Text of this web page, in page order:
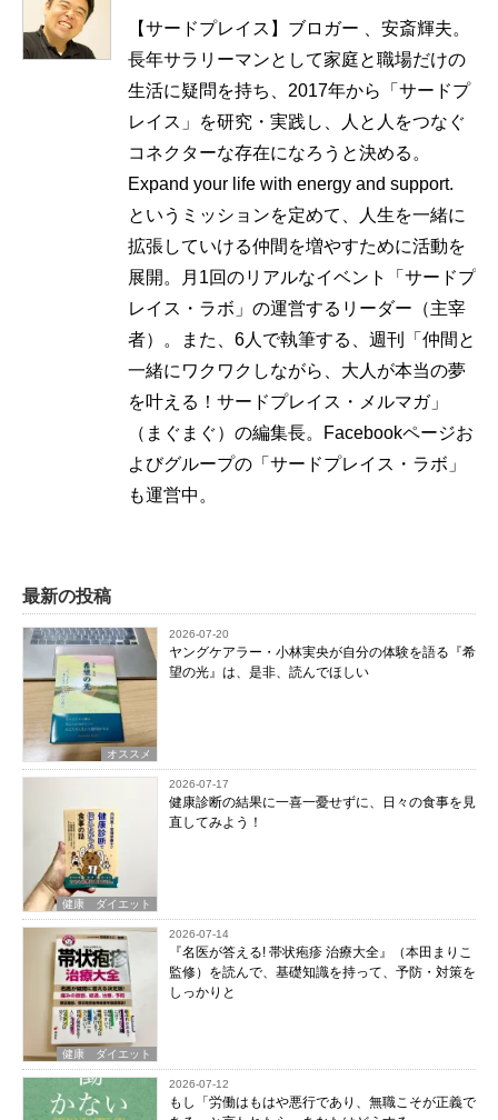
【サードプレイス】ブロガー 、安斎輝夫。
長年サラリーマンとして家庭と職場だけの
生活に疑問を持ち、2017年から「サードプ
レイス」を研究・実践し、人と人をつなぐ
コネクターな存在になろうと決める。
Expand your life with energy and support.
というミッションを定めて、人生を一緒に
拡張していける仲間を増やすために活動を
展開。月1回のリアルなイベント「サードプ
レイス・ラボ」の運営するリーダー（主宰
者）。また、6人で執筆する、週刊「仲間と
一緒にワクワクしながら、大人が本当の夢
を叶える！サードプレイス・メルマガ」
（まぐまぐ）の編集長。Facebookページお
よびグループの「サードプレイス・ラボ」
も運営中。
最新の投稿
オススメ
2026-07-20
ヤングケアラー・小林実央が自分の体験を語る『希
望の光』は、是非、読んでほしい
健康 ダイエット
2026-07-17
健康診断の結果に一喜一憂せずに、日々の食事を見
直してみよう！
健康 ダイエット
2026-07-14
『名医が答える! 帯状疱疹 治療大全』（本田まりこ
監修）を読んで、基礎知識を持って、予防・対策を
しっかりと
2026-07-12
もし「労働はもはや悪行であり、無職こそが正義で